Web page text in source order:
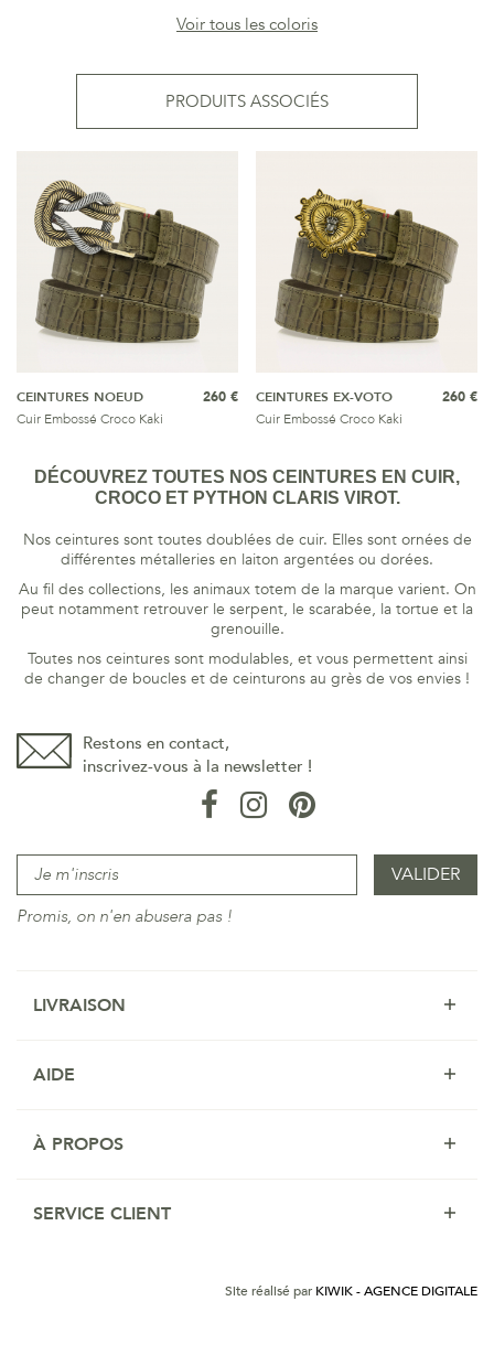
Voir tous les coloris
PRODUITS ASSOCIÉS
CEINTURES NOEUD
Cuir Embossé Croco Kaki
260 €
CEINTURES EX-VOTO
Cuir Embossé Croco Kaki
260 €
DÉCOUVREZ TOUTES NOS CEINTURES EN CUIR,
CROCO ET PYTHON CLARIS VIROT.
Nos ceintures sont toutes doublées de cuir. Elles sont ornées de
différentes métalleries en laiton argentées ou dorées.
Au fil des collections, les animaux totem de la marque varient. On
peut notamment retrouver le serpent, le scarabée, la tortue et la
grenouille.
Toutes nos ceintures sont modulables, et vous permettent ainsi
de changer de boucles et de ceinturons au grès de vos envies !
Restons en contact,
inscrivez-vous à la newsletter !
Promis, on n'en abusera pas !
LIVRAISON
AIDE
À PROPOS
SERVICE CLIENT
Site réalisé par KIWIK - AGENCE DIGITALE